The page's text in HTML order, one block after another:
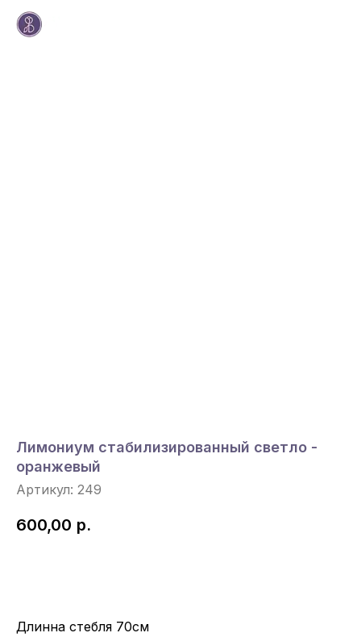
Лимониум стабилизированный светло -
оранжевый
Артикул: 249
600,00 р.
Длинна стебля 70см